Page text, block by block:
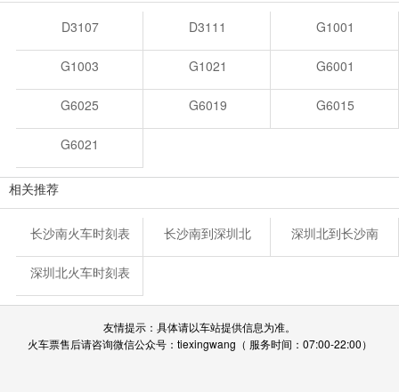
D3107 D3111 G1001
G1003 G1021 G6001
G6025 G6019 G6015
G6021
相关推荐
长沙南火车时刻表 长沙南到深圳北 深圳北到长沙南
深圳北火车时刻表
友情提示：具体请以车站提供信息为准。
火车票售后请咨询微信公众号：tiexingwang（ 服务时间：07:00-22:00）